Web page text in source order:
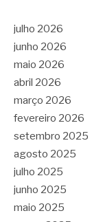
julho 2026
junho 2026
maio 2026
abril 2026
março 2026
fevereiro 2026
setembro 2025
agosto 2025
julho 2025
junho 2025
maio 2025